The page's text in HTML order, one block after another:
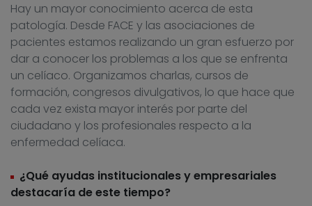
Hay un mayor conocimiento acerca de esta
patología. Desde FACE y las asociaciones de
pacientes estamos realizando un gran esfuerzo por
dar a conocer los problemas a los que se enfrenta
un celíaco. Organizamos charlas, cursos de
formación, congresos divulgativos, lo que hace que
cada vez exista mayor interés por parte del
ciudadano y los profesionales respecto a la
enfermedad celíaca.
¿Qué ayudas institucionales y empresariales
destacaría de este tiempo?